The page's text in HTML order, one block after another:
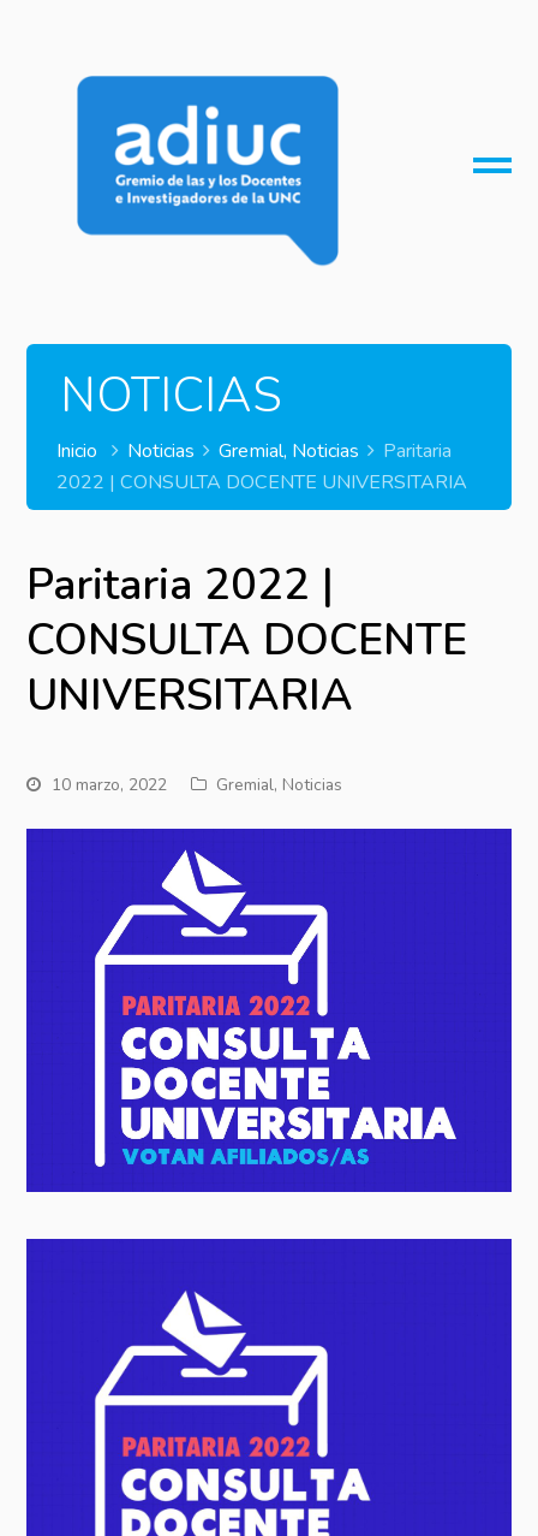
NOTICIAS
Inicio Noticias Gremial, Noticias
Paritaria
2022 | CONSULTA DOCENTE UNIVERSITARIA
Paritaria 2022 |
CONSULTA DOCENTE
UNIVERSITARIA
10 marzo, 2022 Gremial, Noticias